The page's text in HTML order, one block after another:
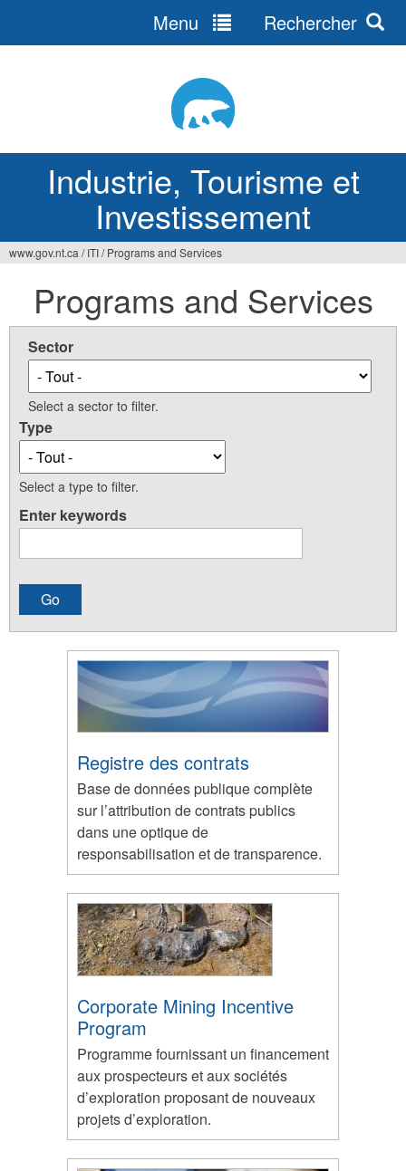
Industrie, Tourisme et
Investissement
Menu Rechercher
êtes
ici
www.gov.nt.ca / ITI/ Programs and Services
Programs and Services
Sector
Select a sector to filter.
Type
Select a type to filter.
Enter keywords
Registre des contrats
Base de données publique complète
sur l’attribution de contrats publics
dans une optique de
responsabilisation et de transparence.
Corporate Mining Incentive
Program
Programme fournissant un financement
aux prospecteurs et aux sociétés
d’exploration proposant de nouveaux
projets d’exploration.